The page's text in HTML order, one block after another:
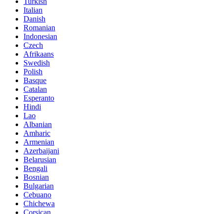
Italian
Danish
Romanian
Indonesian
Czech
Afrikaans
Swedish
Polish
Basque
Catalan
Esperanto
Hindi
Lao
Albanian
Amharic
Armenian
Azerbaijani
Belarusian
Bengali
Bosnian
Bulgarian
Cebuano
Chichewa